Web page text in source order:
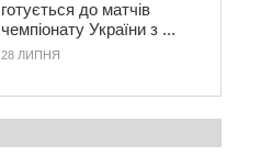
готується до матчів
чемпіонату України з ...
28 ЛИПНЯ